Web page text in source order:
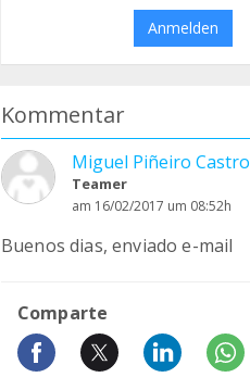
Anmelden
Kommentar
Miguel Piñeiro Castro
Teamer
am 16/02/2017 um 08:52h
Buenos dias, enviado e-mail
Comparte